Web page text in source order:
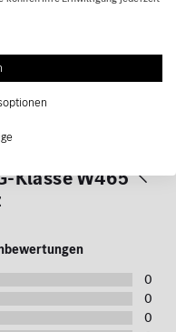
Klasse W465
0
0
0